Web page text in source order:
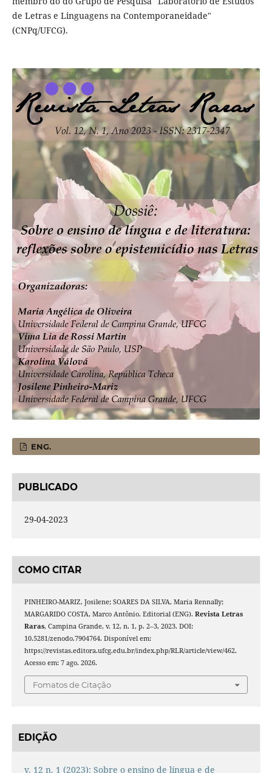
de Letras e Linguagens na Contemporaneidade"
(CNPq/UFCG).
ENG.
PUBLICADO
29-04-2023
COMO CITAR
PINHEIRO-MARIZ, Josilene; SOARES DA SILVA, Maria Rennally;
MARGARIDO COSTA, Marco Antônio. Editorial (ENG). Revista Letras
Raras, Campina Grande, v. 12, n. 1, p. 2–3, 2023. DOI:
10.5281/zenodo.7904764. Disponível em:
https://revistas.editora.ufcg.edu.br/index.php/RLR/article/view/462.
Acesso em: 7 ago. 2026.
Fomatos de Citação
EDIÇÃO
v. 12 n. 1 (2023): Sobre o ensino de língua e de